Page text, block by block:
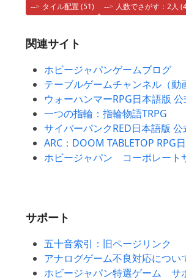
タイル配置(51) 人数でさがす：2人
関連サイト
ホビージャパンゲームブログ
テーブルゲームチャンネル（動
ウォーハンマーRPG日本語版
一つの指輪：指輪物語TRPG
サイバーパンクRED日本語版 公
ARC：DOOM TABLETOP RPG
ホビージャパン コーポレート
サポート
五十音索引：旧ページリンク
アナログゲーム不良対応につい
ホビージャパン特選ゲーム サ